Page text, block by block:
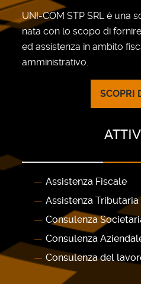
UNI-COM STP SRL è una
nata con lo scopo di
ed assistenza in ambito
amministrativo.
SCOPRI
Assistenza Fiscale
Assistenza Tributaria
Consulenza
Consulenza
Consulenza del